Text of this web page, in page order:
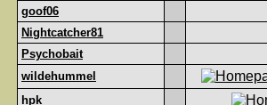
goof06
Nightcatcher81
Psychobait
wildehummel
hpk